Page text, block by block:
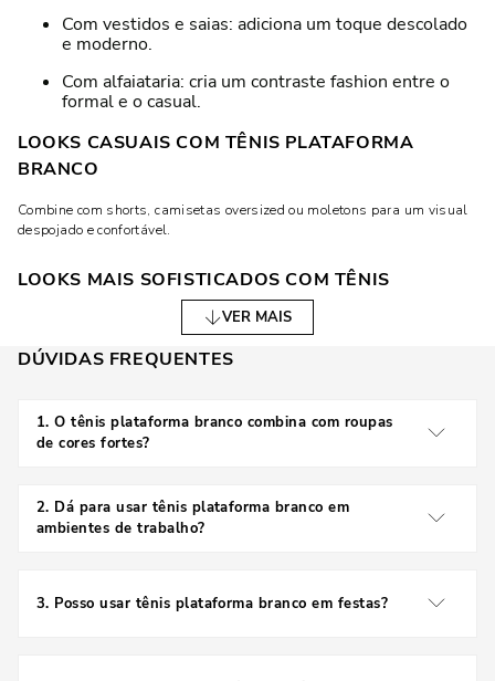
Com vestidos e saias: adiciona um toque descolado
e moderno.
Com alfaiataria: cria um contraste fashion entre o
formal e o casual.
LOOKS CASUAIS COM TÊNIS PLATAFORMA
BRANCO
Combine com shorts, camisetas oversized ou moletons para um visual
despojado e confortável.
LOOKS MAIS SOFISTICADOS COM TÊNIS
PLATAFORMA BRANCO
Use com blazer, calça reta ou até vestidos midi para elevar o estilo sem
abrir mão da praticidade.
VANTAGENS DO TÊNIS PLATAFORMA BRANCO
Oferecem conforto para caminhar
São fáceis de combinar
COMO CUIDAR DO SEU TÊNIS PLATAFORMA
VER MAIS
DÚVIDAS FREQUENTES
1.O tênis plataforma branco combina com roupas
de cores fortes?
cores vibrantes.
2. Dá para usar tênis plataforma branco em
ambientes de trabalho?
3. Posso usar tênis plataforma branco em festas?